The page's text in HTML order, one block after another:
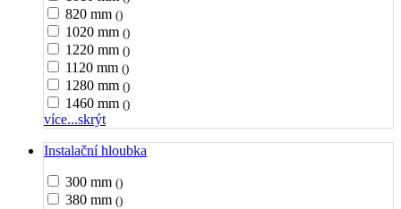
820 mm ()
1020 mm ()
1220 mm ()
1120 mm ()
1280 mm ()
1460 mm ()
více...skrýt
Instalační hloubka
300 mm ()
380 mm ()